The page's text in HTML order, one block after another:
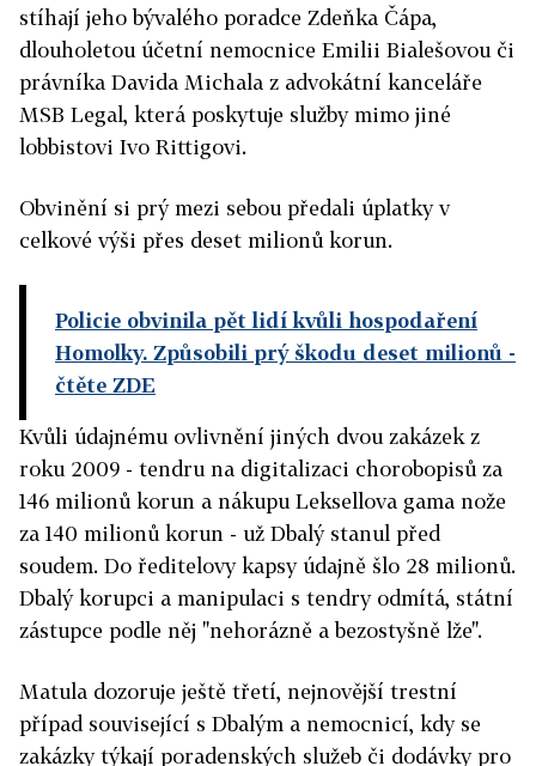
stíhají jeho bývalého poradce Zdeňka Čápa,
dlouholetou účetní nemocnice Emilii Bialešovou či
právníka Davida Michala z advokátní kanceláře
MSB Legal, která poskytuje služby mimo jiné
lobbistovi Ivo Rittigovi.
Obvinění si prý mezi sebou předali úplatky v
celkové výši přes deset milionů korun.
Policie obvinila pět lidí kvůli hospodaření
Homolky. Způsobili prý škodu deset milionů -
čtěte ZDE
Kvůli údajnému ovlivnění jiných dvou zakázek z
roku 2009 - tendru na digitalizaci chorobopisů za
146 milionů korun a nákupu Leksellova gama nože
za 140 milionů korun - už Dbalý stanul před
soudem. Do ředitelovy kapsy údajně šlo 28 milionů.
Dbalý korupci a manipulaci s tendry odmítá, státní
zástupce podle něj "nehorázně a bezostyšně lže".
Matula dozoruje ještě třetí, nejnovější trestní
případ související s Dbalým a nemocnicí, kdy se
zakázky týkají poradenských služeb či dodávky pro